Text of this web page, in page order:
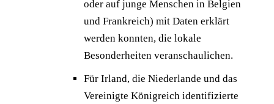
oder auf junge Menschen in Belgien
und Frankreich) mit Daten erklärt
werden konnten, die lokale
Besonderheiten veranschaulichen.
Für Irland, die Niederlande und das
Vereinigte Königreich identifizierte